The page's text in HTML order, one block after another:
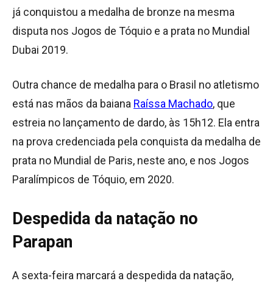
já conquistou a medalha de bronze na mesma
disputa nos Jogos de Tóquio e a prata no Mundial
Dubai 2019.
Outra chance de medalha para o Brasil no atletismo
está nas mãos da baiana Raíssa Machado, que
estreia no lançamento de dardo, às 15h12. Ela entra
na prova credenciada pela conquista da medalha de
prata no Mundial de Paris, neste ano, e nos Jogos
Paralímpicos de Tóquio, em 2020.
Despedida da natação no
Parapan
A sexta-feira marcará a despedida da natação,